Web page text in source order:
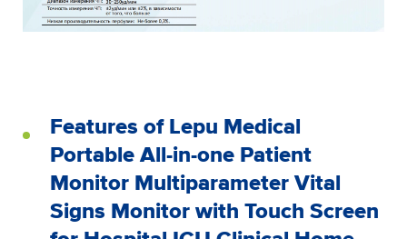
Features of Lepu Medical
Portable All-in-one Patient
Monitor Multiparameter Vital
Signs Monitor with Touch Screen